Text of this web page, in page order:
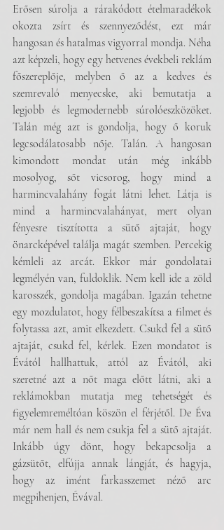
Erősen súrolja a rárakódott ételmaradékok
okozta zsírt és szennyeződést, ezt már
hangosan és hatalmas vigyorral mondja. Néha
azt képzeli, hogy egy hetvenes évekbeli reklám
főszereplője, melyben ő az a kedves és
szemrevaló menyecske, aki bemutatja a
legjobb és legmodernebb súrolóeszközöket.
Talán még azt is gondolja, hogy ő koruk
legcsodálatosabb nője. Talán. A hangosan
kimondott mondat után még inkább
mosolyog, sőt vicsorog, hogy mind a
harmincvalahány fogát látni lehet. Látja is
mind a harmincvalahányat, mert olyan
fényesre tisztította a sütő ajtaját, hogy
önarcképével találja magát szemben. Percekig
kémleli az arcát. Ekkor már gondolatai
legmélyén van, fuldoklik. Nem kell ide a zöld
karosszék, gondolja magában. Igazán tehetne
egy mozdulatot, hogy félbeszakítsa a filmet és
folytassa azt, amit elkezdett. Csukd fel a sütő
ajtaját, csukd fel, kérlek. Ezen mondatot is
Évától hallhattuk, attól az Évától, aki
szeretné azt a nőt maga előtt látni, aki a
reklámokban mutatja meg tehetségét és
figyelemreméltóan köszön el férjétől. De Éva
már nem hall és nem csukja fel a sütő ajtaját.
Inkább úgy dönt, hogy bekapcsolja a
gázsütőt, elfújja annak lángját, és hagyja,
hogy az imént farkasszemet néző arc
megpihenjen, Évával.